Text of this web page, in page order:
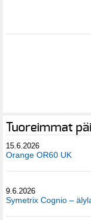
Tuoreimmat
15.6.2026
Orange OR60 UK
9.6.2026
Symetrix Cognio –